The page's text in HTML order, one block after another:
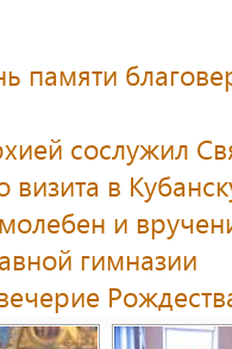
памяти
сослужил
в
и
гимназии